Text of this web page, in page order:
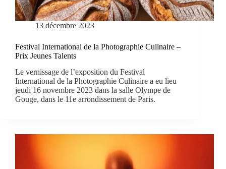
13 décembre 2023
Festival International de la Photographie Culinaire –
Prix Jeunes Talents
Le vernissage de l’exposition du Festival
International de la Photographie Culinaire a eu lieu
jeudi 16 novembre 2023 dans la salle Olympe de
Gouge, dans le 11e arrondissement de Paris.